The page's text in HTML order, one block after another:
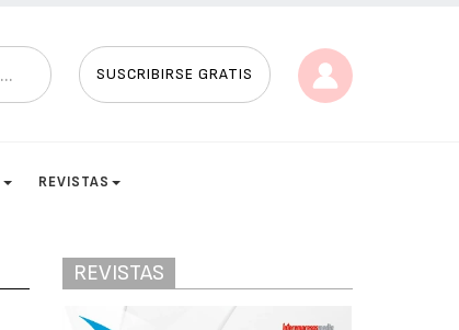
SUSCRIBIRSE GRATIS
REVISTAS
REVISTAS